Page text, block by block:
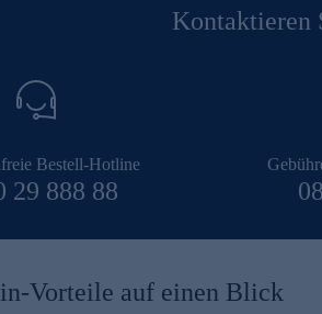
Kontaktieren
Bestell-Hotline
29 888 88
Vorteile auf einen Blick